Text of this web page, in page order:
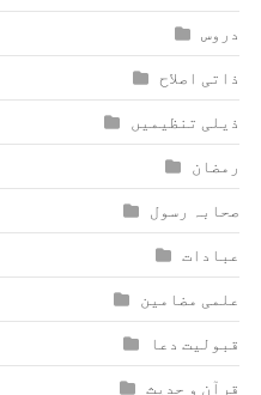
دروس
ذاتی اصلاح
ذیلی تنظیمیں
رمضان
صحابہ رسول
عبادات
علمی مضامین
قبولیت دعا
قرآن و حدیث